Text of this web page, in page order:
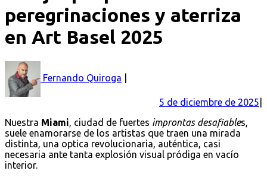
peregrinaciones y aterriza
en Art Basel 2025
Fernando Quiroga
5 de diciembre de 2025
Nuestra Miami, ciudad de fuertes improntas desafiables,
suele enamorarse de los artistas que traen una mirada
distinta, una optica revolucionaria, auténtica, casi
necesaria ante tanta explosión visual pródiga en vacío
interior.